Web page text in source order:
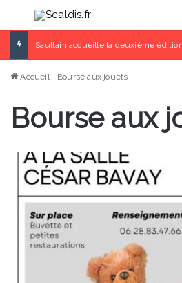
Menu
Accueil - Bourse aux jouets
Bourse aux